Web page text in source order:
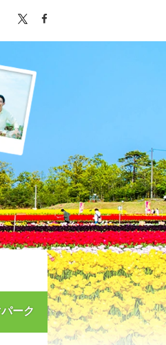
ーク